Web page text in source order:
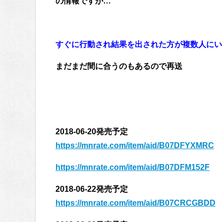
すぐに行動され結果を出された方が複数人に
まだまだ間に合うのもあるので再送
2018-06-20発売予定
https://mnrate.com/item/aid/B07DFYXMRC
https://mnrate.com/item/aid/B07DFM152F
2018-06-22発売予定
https://mnrate.com/item/aid/B07CRCGBDD